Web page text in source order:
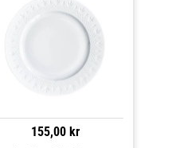
155,00 kr